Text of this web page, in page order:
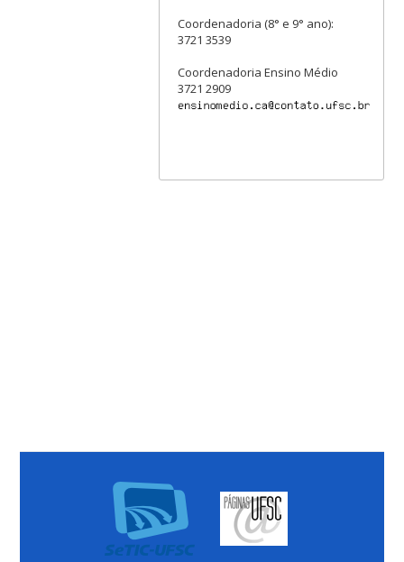
Coordenadoria (8° e 9° ano):
3721 3539
Coordenadoria Ensino Médio
3721 2909